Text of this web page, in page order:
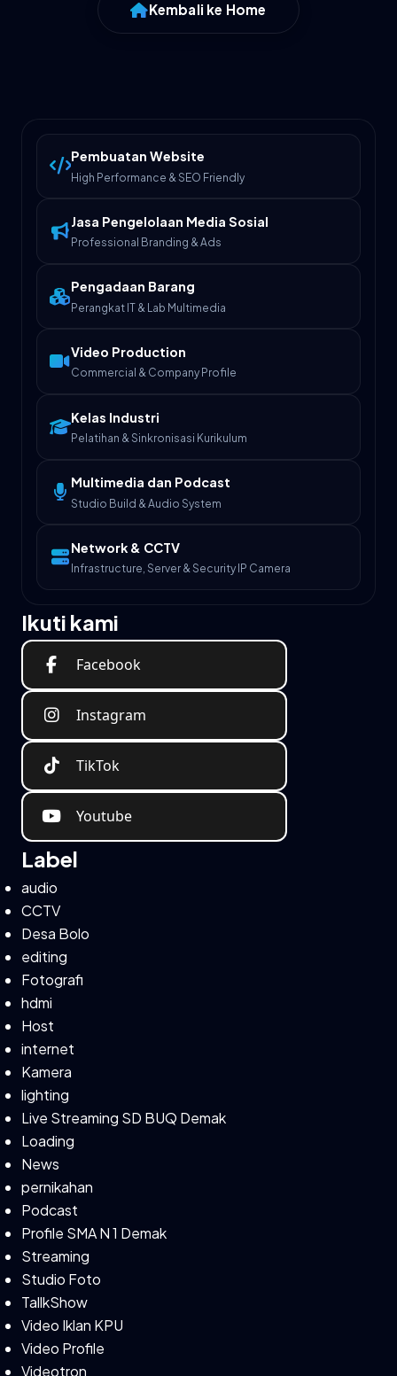
Kembali ke Home
Pembuatan Website
High Performance & SEO Friendly
Jasa Pengelolaan Media Sosial
Professional Branding & Ads
Pengadaan Barang
Perangkat IT & Lab Multimedia
Video Production
Commercial & Company Profile
Kelas Industri
Pelatihan & Sinkronisasi Kurikulum
Multimedia dan Podcast
Studio Build & Audio System
Network & CCTV
Infrastructure, Server & Security IP Camera
Ikuti kami
Facebook
Instagram
TikTok
Youtube
Label
audio
CCTV
Desa Bolo
editing
Fotografi
hdmi
Host
internet
Kamera
lighting
Live Streaming SD BUQ Demak
Loading
News
pernikahan
Podcast
Profile SMA N 1 Demak
Streaming
Studio Foto
TallkShow
Video Iklan KPU
Video Profile
Videotron